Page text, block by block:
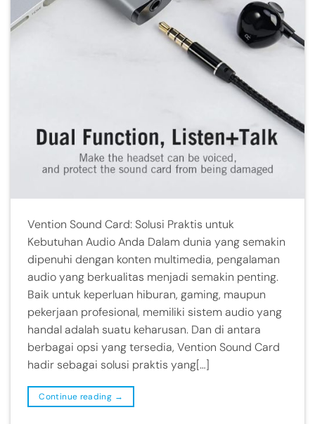
Vention Sound Card: Solusi Praktis untuk
Kebutuhan Audio Anda Dalam dunia yang semakin
dipenuhi dengan konten multimedia, pengalaman
audio yang berkualitas menjadi semakin penting.
Baik untuk keperluan hiburan, gaming, maupun
pekerjaan profesional, memiliki sistem audio yang
handal adalah suatu keharusan. Dan di antara
berbagai opsi yang tersedia, Vention Sound Card
hadir sebagai solusi praktis yang[…]
Continue reading →